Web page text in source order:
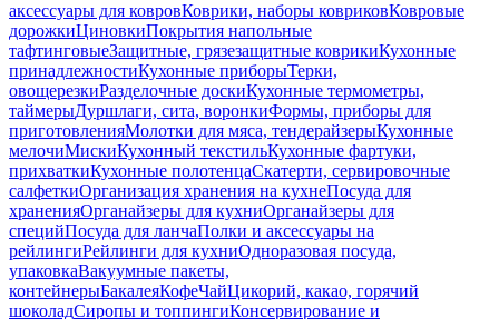
аксессуары для ковровКоврики, наборы ковриковКовровые
дорожкиЦиновкиПокрытия напольные
тафтинговыеЗащитные, грязезащитные коврикиКухонные
принадлежностиКухонные приборыТерки,
овощерезкиРазделочные доскиКухонные термометры,
таймерыДуршлаги, сита, воронкиФормы, приборы для
приготовленияМолотки для мяса, тендерайзерыКухонные
мелочиМискиКухонный текстильКухонные фартуки,
прихваткиКухонные полотенцаСкатерти, сервировочные
салфеткиОрганизация хранения на кухнеПосуда для
храненияОрганайзеры для кухниОрганайзеры для
специйПосуда для ланчаПолки и аксессуары на
рейлингиРейлинги для кухниОдноразовая посуда,
упаковкаВакуумные пакеты,
контейнерыБакалеяКофеЧайЦикорий, какао, горячий
шоколадСиропы и топпингиКонсервирование и